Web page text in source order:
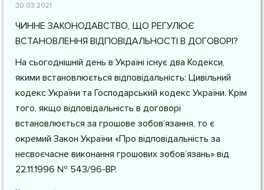
30.03.2021
ЧИННЕ ЗАКОНОДАВСТВО, ЩО РЕГУЛЮЄ
ВСТАНОВЛЕННЯ ВІДПОВІДАЛЬНОСТІ В ДОГОВОРІ?
На сьогоднішній день в Україні існує два Кодекси,
якими встановлюється відповідальність: Цивільний
кодекс України та Господарський кодекс України. Крім
того, якщо відповідальність в договорі
встановлюється за грошове зобов’язання, то є
окремий Закон України «Про відповідальність за
несвоєчасне виконання грошових зобов’язань» від
22.11.1996 № 543/96-ВР.